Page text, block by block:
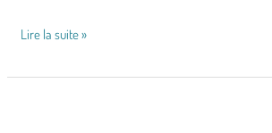
Lire la suite »